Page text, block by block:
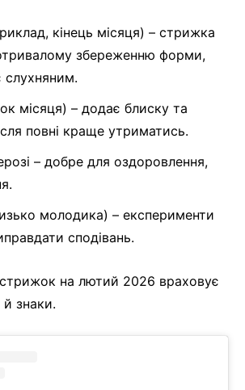
кінець місяця) – стрижка
збереженню форми,
слухняним.
місяця) – додає блиску та
повні краще утриматись.
– добре для оздоровлення,
молодика) – експерименти
сподівань.
на лютий 2026 враховує
знаки.